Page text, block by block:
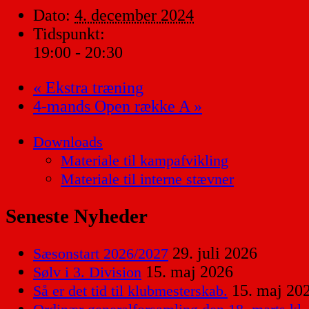
Dato: 4. december 2024
Tidspunkt:
19:00 - 20:30
« Ekstra træning
4-mands Open række A »
Downloads
Materiale til kampafvikling
Materiale til interne stævner
Seneste Nyheder
Sæsonstart 2026/2027 29. juli 2026
Sølv i 3. Division 15. maj 2026
Så er det tid til klubmesterskab. 15. maj